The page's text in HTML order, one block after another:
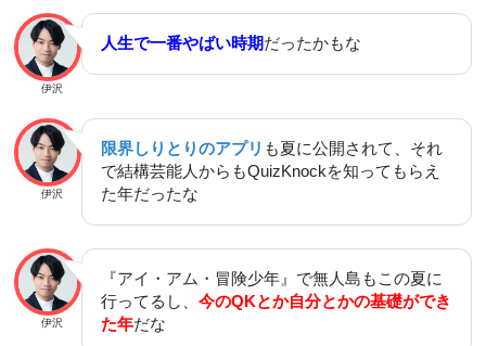
伊沢
人生で一番やばい時期だったかもな
伊沢
限界しりとりのアプリ も夏に公開されて、それ
で結構芸能人からもQuizKnockを知ってもらえ
た年だったな
伊沢
『アイ・アム・冒険少年』で無人島もこの夏に
行ってるし、今のQKとか自分とかの基礎ができ
た年だな